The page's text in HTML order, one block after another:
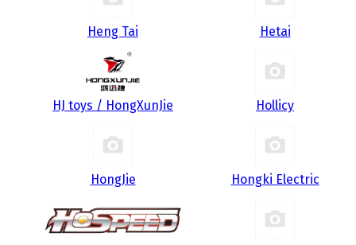
Heng Tai Hetai
HJ toys / HongXunJie Hollicy
HongJie Hongki Electric